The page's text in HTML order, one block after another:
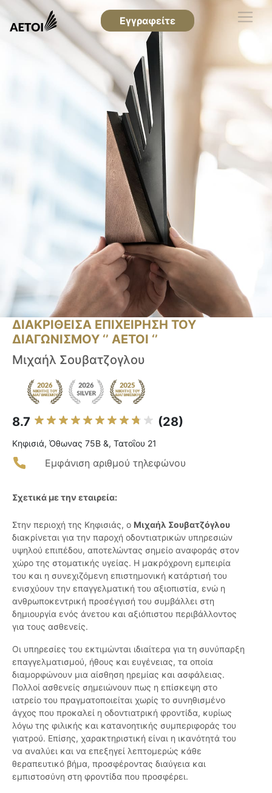
Εγγραφείτε
ΔΙΑΚΡΙΘΕΙΣΑ ΕΠΙΧΕΙΡΗΣΗ ΤΟΥ
ΔΙΑΓΩΝΙΣΜΟΥ ‘’ ΑΕΤΟΙ ‘’
Μιχαήλ Σουβατζογλου
8.7 (28)
Κηφισιά, Όθωνας 75Β &, Τατοΐου 21
Εμφάνιση αριθμού τηλεφώνου
Σχετικά με την εταιρεία:
Στην περιοχή της Κηφισιάς, ο Μιχαήλ Σουβατζόγλου
διακρίνεται για την παροχή οδοντιατρικών υπηρεσιών
υψηλού επιπέδου, αποτελώντας σημείο αναφοράς στον
χώρο της στοματικής υγείας. Η μακρόχρονη εμπειρία
του και η συνεχιζόμενη επιστημονική κατάρτισή του
ενισχύουν την επαγγελματική του αξιοπιστία, ενώ η
ανθρωποκεντρική προσέγγισή του συμβάλλει στη
δημιουργία ενός άνετου και αξιόπιστου περιβάλλοντος
για τους ασθενείς.
Οι υπηρεσίες του εκτιμώνται ιδιαίτερα για τη συνύπαρξη
επαγγελματισμού, ήθους και ευγένειας, τα οποία
διαμορφώνουν μια αίσθηση ηρεμίας και ασφάλειας.
Πολλοί ασθενείς σημειώνουν πως η επίσκεψη στο
ιατρείο του πραγματοποιείται χωρίς το συνηθισμένο
άγχος που προκαλεί η οδοντιατρική φροντίδα, κυρίως
λόγω της φιλικής και κατανοητικής συμπεριφοράς του
γιατρού. Επίσης, χαρακτηριστική είναι η ικανότητά του
να αναλύει και να επεξηγεί λεπτομερώς κάθε
θεραπευτικό βήμα, προσφέροντας διαύγεια και
εμπιστοσύνη στη φροντίδα που προσφέρει.